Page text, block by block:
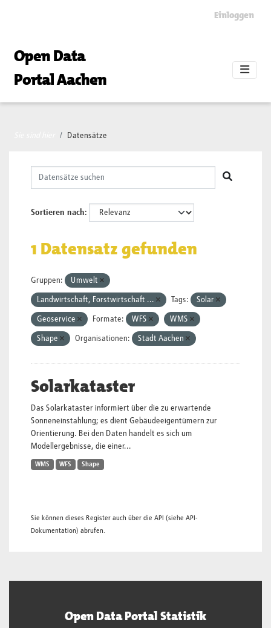
Einloggen
Open Data
Portal Aachen
Datensätze
Sortieren nach
1 Datensatz gefunden
Gruppen: Umwelt
Landwirtschaft, Forstwirtschaft ... Tags: Solar
Geoservice Formate: WFS WMS
Shape Organisationen: Stadt Aachen
Solarkataster
Das Solarkataster informiert über die zu erwartende
Sonneneinstahlung; es dient Gebäudeeigentümern zur
Orientierung. Bei den Daten handelt es sich um
Modellergebnisse, die einer...
WMS WFS Shape
Sie können dieses Register auch über die API (siehe API-
Dokumentation) abrufen.
Open Data Portal Statistik